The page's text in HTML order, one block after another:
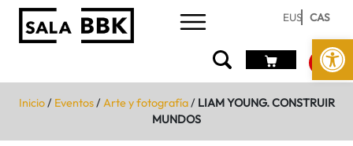
Abrir
EUS CAS
Inicio/ Eventos/Arte y fotografía/ LIAM YOUNG. CONSTRUIR
MUNDOS